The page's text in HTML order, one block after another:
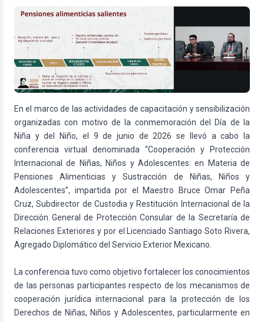
En el marco de las actividades de capacitación y sensibilización
organizadas con motivo de la conmemoración del Día de la
Niña y del Niño, el 9 de junio de 2026 se llevó a cabo la
conferencia virtual denominada “Cooperación y Protección
Internacional de Niñas, Niños y Adolescentes: en Materia de
Pensiones Alimenticias y Sustracción de Niñas, Niños y
Adolescentes”, impartida por el Maestro Bruce Omar Peña
Cruz, Subdirector de Custodia y Restitución Internacional de la
Dirección General de Protección Consular de la Secretaría de
Relaciones Exteriores y por el Licenciado Santiago Soto Rivera,
Agregado Diplomático del Servicio Exterior Mexicano.
La conferencia tuvo como objetivo fortalecer los conocimientos
de las personas participantes respecto de los mecanismos de
cooperación jurídica internacional para la protección de los
Derechos de Niñas, Niños y Adolescentes, particularmente en